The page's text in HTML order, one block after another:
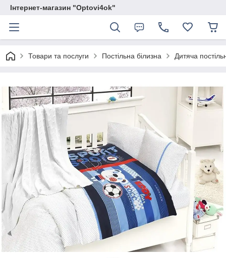
Інтернет-магазин "Optovi4ok"
Товари та послуги Постільна білизна Дитяча